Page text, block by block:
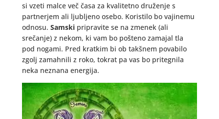
si vzeti malce več časa za kvalitetno druženje s
partnerjem ali ljubljeno osebo. Koristilo bo vajinemu
odnosu. Samskipripravite se na zmenek (ali
srečanje) z nekom, ki vam bo pošteno zamajal tla
pod nogami. Pred kratkim bi ob takšnem povabilo
zgolj zamahnili z roko, tokrat pa vas bo pritegnila
neka neznana energija.